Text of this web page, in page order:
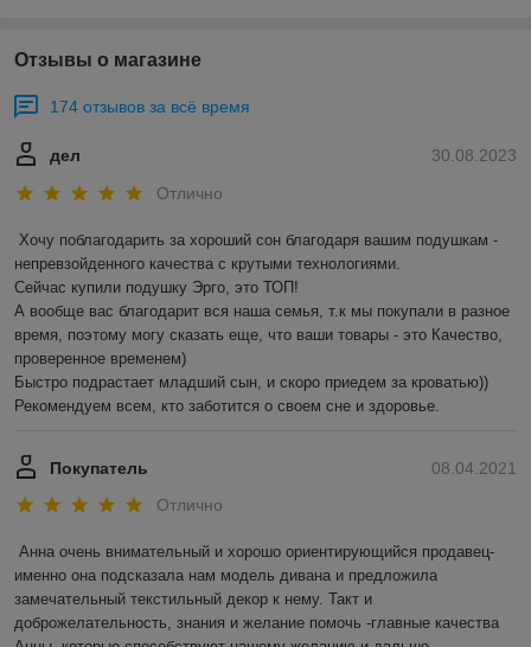
Отзывы о магазине
174 отзывов за всё время
30.08.2023
дел
Отлично
Хочу поблагодарить за хороший сон благодаря вашим подушкам -
непревзойденного качества с крутыми технологиями.
Сейчас купили подушку Эрго, это ТОП!
А вообще вас благодарит вся наша семья, т.к мы покупали в разное
время, поэтому могу сказать еще, что ваши товары - это Качество,
проверенное временем)
Быстро подрастает младший сын, и скоро приедем за кроватью))
Рекомендуем всем, кто заботится о своем сне и здоровье.
08.04.2021
Покупатель
Отлично
Анна очень внимательный и хорошо ориентирующийся продавец-
именно она подсказала нам модель дивана и предложила
замечательный текстильный декор к нему. Такт и
доброжелательность, знания и желание помочь -главные качества